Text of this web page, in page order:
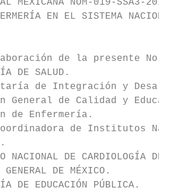
MEXICANA NOM-019-SSA3-2013,
EN EL SISTEMA NACIONAL
de la presente Norma
DE SALUD.
de Integración y
General de Calidad y
de Enfermería.
de Institutos
NACIONAL DE CARDIOLOGÍA DR.
GENERAL DE MÉXICO.
DE EDUCACIÓN PÚBLICA.